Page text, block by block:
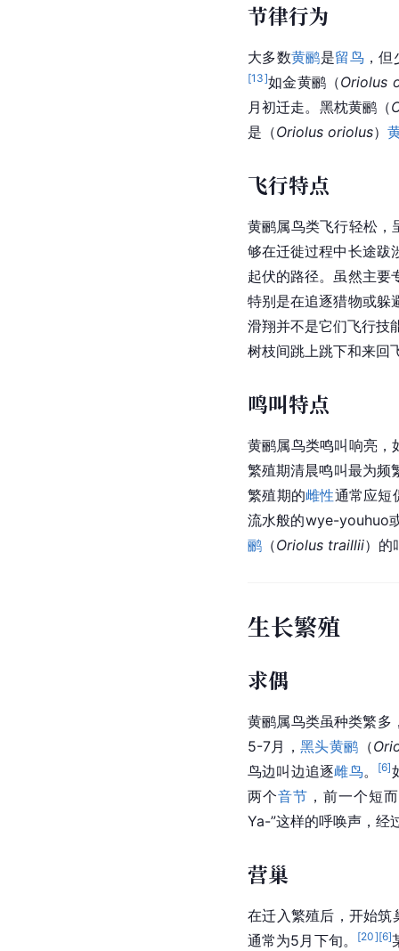
节律行为
大多数黄鹂是留鸟，但
[13]如金黄鹂（Oriolus
月初迁走。黑枕黄鹂（
是（Oriolus oriolus）
飞行特点
黄鹂属鸟类飞行轻松，
够在迁徙过程中长途跋
起伏的路径。虽然主要
特别是在追逐猎物或躲
滑翔并不是它们飞行技
树枝间跳上跳下和来回
鸣叫特点
黄鹂属鸟类鸣叫响亮，
繁殖期清晨鸣叫最为频
繁殖期的雌性通常应短
流水般的wye-youhuo
鹂 （Oriolus traillii）的
生长繁殖
求偶
黄鹂属鸟类虽种类繁多
5-7月，黑头黄鹂 （
鸟边叫边追逐雌鸟。 [6]
两个音节 ，前一个短
Ya-”这样的呼唤声，经
营巢
在迁入繁殖后，开始筑
通常为5月下旬。
[20][6]